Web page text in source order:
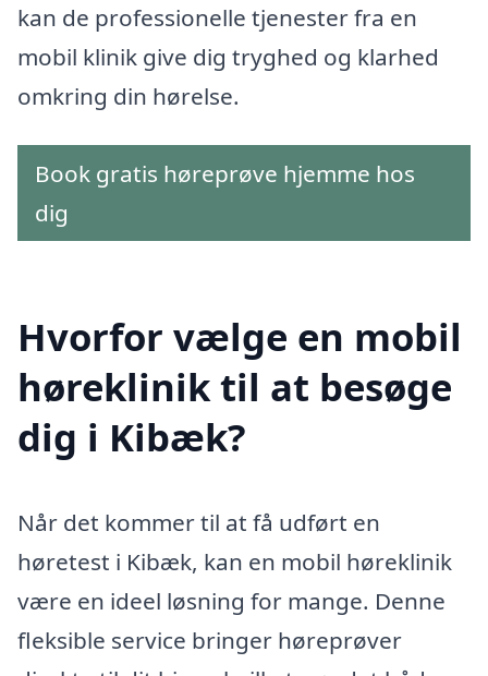
kan de professionelle tjenester fra en
mobil klinik give dig tryghed og klarhed
omkring din hørelse.
Book gratis høreprøve hjemme hos
dig
Hvorfor vælge en mobil
høreklinik til at besøge
dig i Kibæk?
Når det kommer til at få udført en
høretest i Kibæk, kan en mobil høreklinik
være en ideel løsning for mange. Denne
fleksible service bringer høreprøver